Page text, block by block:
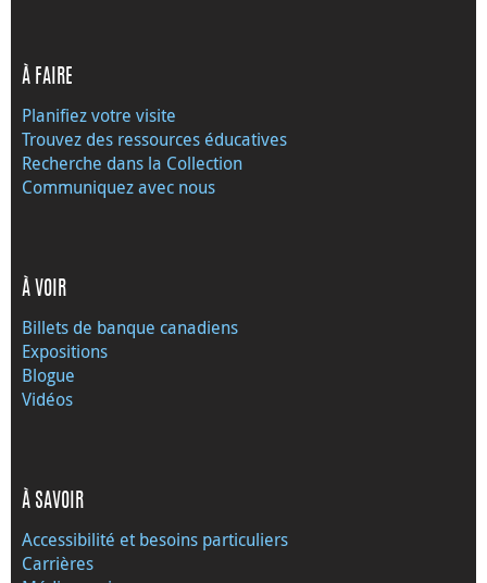
À FAIRE
Planifiez votre visite
Trouvez des ressources éducatives
Recherche dans la Collection
Communiquez avec nous
À VOIR
Billets de banque canadiens
Expositions
Blogue
Vidéos
À SAVOIR
Accessibilité et besoins particuliers
Carrières